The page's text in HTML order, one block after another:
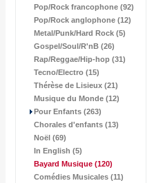
Pop/Rock francophone (92)
Pop/Rock anglophone (12)
Metal/Punk/Hard Rock (5)
Gospel/Soul/R'nB (26)
Rap/Reggae/Hip-hop (31)
Tecno/Electro (15)
Thérèse de Lisieux (21)
Musique du Monde (12)
Pour Enfants (263)
Chorales d'enfants (13)
Noël (69)
In English (5)
Bayard Musique (120)
Comédies Musicales (11)